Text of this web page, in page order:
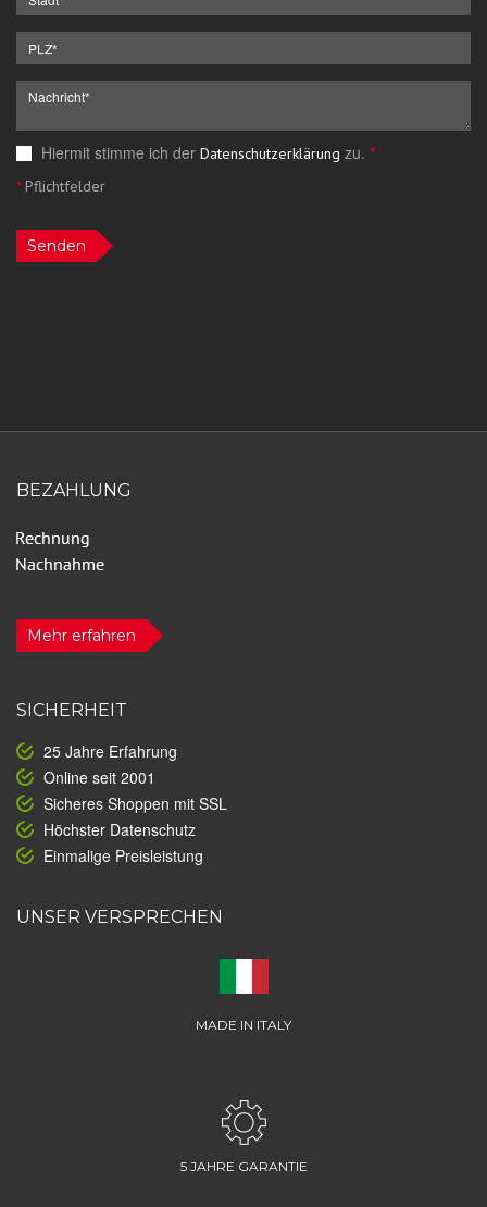
Hiermit stimme ich der Datenschutzerklärung zu. *
*Pflichtfelder
Senden
BEZAHLUNG
Mehr erfahren
SICHERHEIT
25 Jahre Erfahrung
Online seit 2001
Sicheres Shoppen mit SSL
Höchster Datenschutz
Einmalige Preisleistung
UNSER VERSPRECHEN
MADE IN ITALY
5 JAHRE GARANTIE